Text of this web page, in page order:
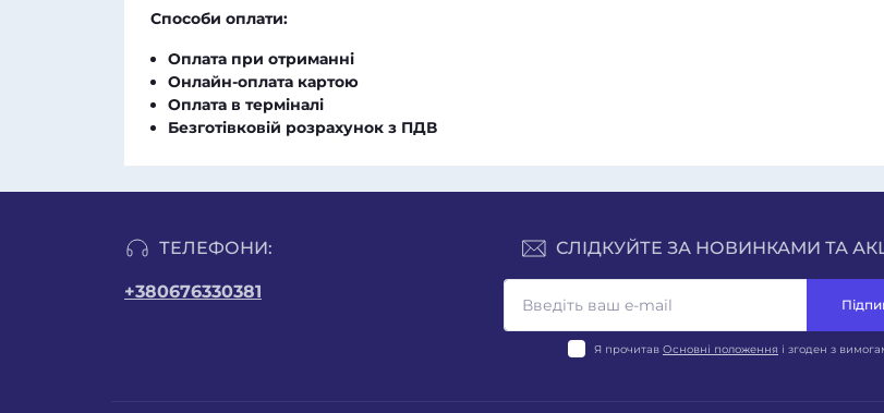
Способи оплати:
Оплата при отриманні
Онлайн-оплата картою
Оплата в терміналі
Безготівковій розрахунок з ПДВ
ТЕЛЕФОНИ:
+380676330381
СЛІДКУЙТЕ ЗА НОВИНКАМИ ТА
Я прочитав Основні положення і згоден з